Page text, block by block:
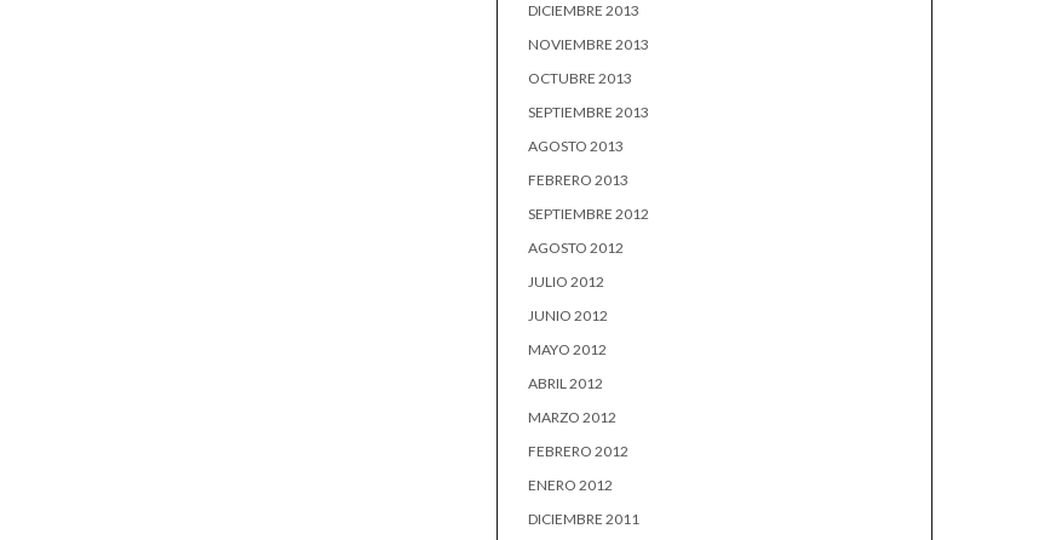
DICIEMBRE 2013
NOVIEMBRE 2013
OCTUBRE 2013
SEPTIEMBRE 2013
AGOSTO 2013
FEBRERO 2013
SEPTIEMBRE 2012
AGOSTO 2012
JULIO 2012
JUNIO 2012
MAYO 2012
ABRIL 2012
MARZO 2012
FEBRERO 2012
ENERO 2012
DICIEMBRE 2011